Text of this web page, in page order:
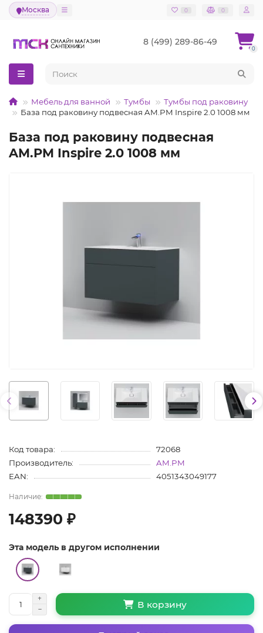
Москва 0 0
8 (499) 289-86-49
0
Мебель для ванной Тумбы
Тумбы под раковину
База под раковину подвесная AM.PM Inspire 2.0 1008 мм
База под раковину подвесная
AM.PM Inspire 2.0 1008 мм
Код товара:
72068
Производитель:
AM.PM
EAN:
4051343049177
148390 ₽
Эта модель в другом исполнении
В корзину